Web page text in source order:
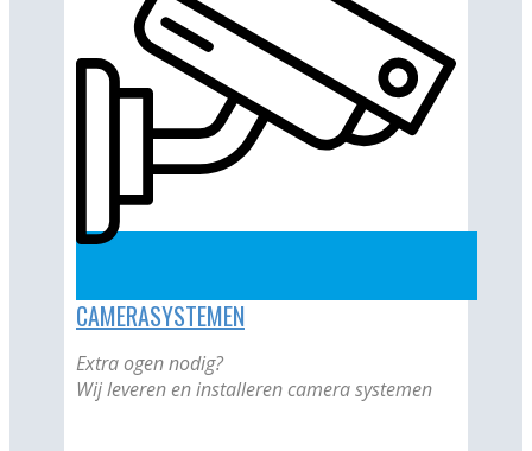
CAMERASYSTEMEN
Extra ogen nodig?
Wij leveren en installeren camera systemen